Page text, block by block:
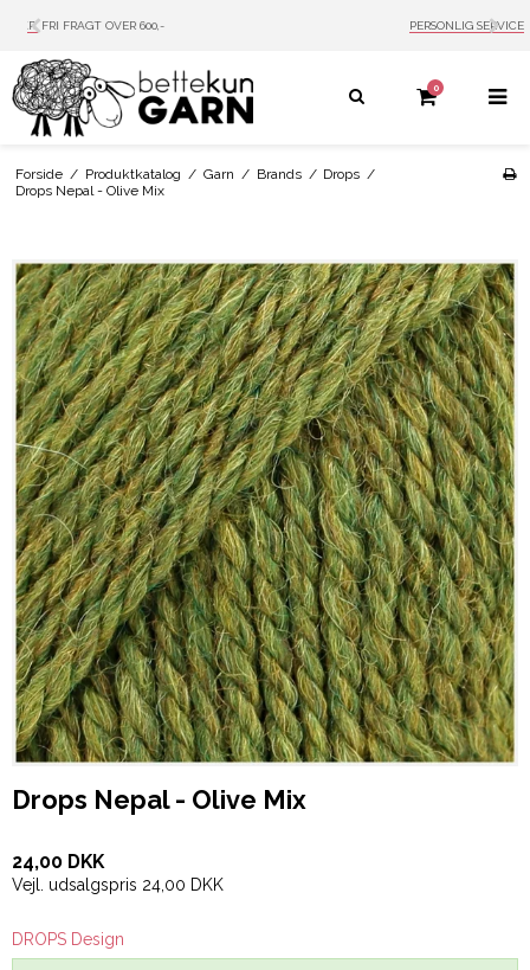
PERSONLIG SERVICE MAIL: INFO@BETTEKUN.DK
0
Forside / Produktkatalog / Garn / Brands / Drops /
Drops Nepal - Olive Mix
Drops Nepal - Olive Mix
24,00 DKK
Vejl. udsalgspris 24,00 DKK
DROPS Design